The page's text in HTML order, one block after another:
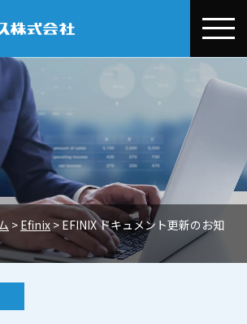
加賀デバイ
は
品事業
発・技術サポート
組み
> Efinix >EFINIX ドキュメント更新のお知